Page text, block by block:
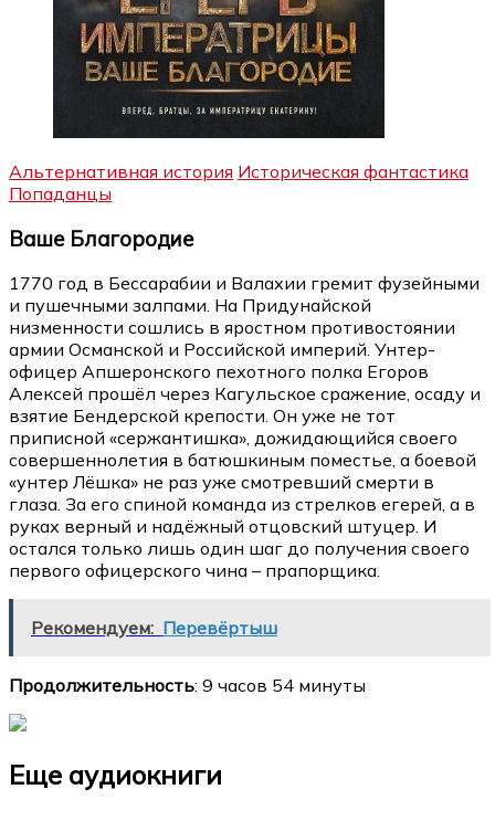
Альтернативная история Историческая фантастика
Попаданцы
Ваше Благородие
1770 год в Бессарабии и Валахии гремит фузейными
и пушечными залпами. На Придунайской
низменности сошлись в яростном противостоянии
армии Османской и Российской империй. Унтер-
офицер Апшеронского пехотного полка Егоров
Алексей прошёл через Кагульское сражение, осаду и
взятие Бендерской крепости. Он уже не тот
приписной «сержантишка», дожидающийся своего
совершеннолетия в батюшкиным поместье, а боевой
«унтер Лёшка» не раз уже смотревший смерти в
глаза. За его спиной команда из стрелков егерей, а в
руках верный и надёжный отцовский штуцер. И
остался только лишь один шаг до получения своего
первого офицерского чина – прапорщика.
Рекомендуем: Перевёртыш
Продолжительность: 9 часов 54 минуты
Еще аудиокниги